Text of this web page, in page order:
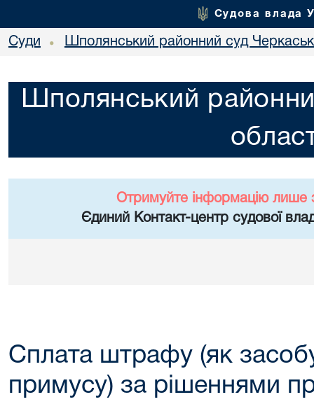
Судова влада
Суди • Шполянський районний суд
Шполянський
Отримуйте інформацію лише
Єдиний Контакт-центр судової
Сплата штрафу (як
примусу) за рішеннями